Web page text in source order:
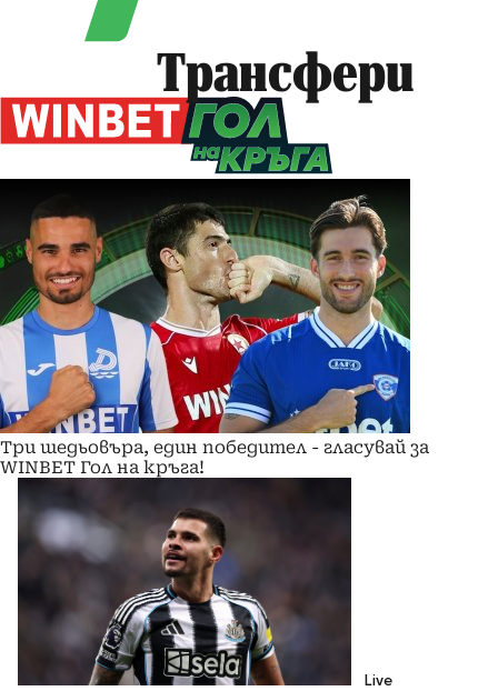
Трансфери
Три шедьовъра, един победител - гласувай за
WINBET Гол на кръга!
Live